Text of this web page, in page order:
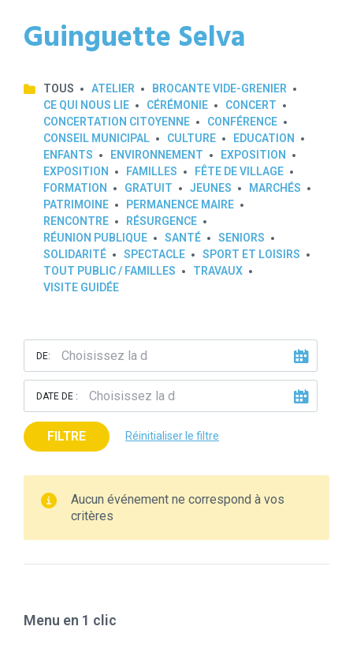
Guinguette Selva
TOUS ATELIER
BROCANTE VIDE-GRENIER
CE QUI NOUS LIE
CÉRÉMONIE
CONCERT
CONCERTATION CITOYENNE
CONFÉRENCE
CONSEIL MUNICIPAL
CULTURE
EDUCATION
ENFANTS
ENVIRONNEMENT
EXPOSITION
EXPOSITION
FAMILLES
FÊTE DE VILLAGE
FORMATION
GRATUIT JEUNES
MARCHÉS
PATRIMOINE
PERMANENCE MAIRE
RENCONTRE
RÉSURGENCE
RÉUNION PUBLIQUE
SANTÉ
SENIORS
SOLIDARITÉ
SPECTACLE
SPORT ET LOISIRS
TOUT PUBLIC / FAMILLES
TRAVAUX
VISITE GUIDÉE
DE:
DATE DE :
FILTRE Réinitialiser le filtre
Aucun événement ne correspond à vos
critères
Menu en 1 clic